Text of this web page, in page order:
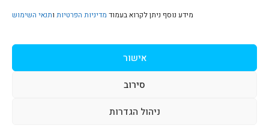
מידע נוסף ניתן לקרוא בעמוד מדיניות הפרטיות ותנאי השימוש
אישור
סירוב
ניהול הגדרות
הצהרת נגישות | Accessibility